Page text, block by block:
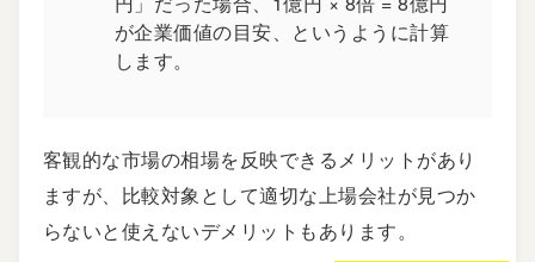
が企業価値の目安、というように計算
します。
客観的な市場の相場を反映できるメリットがあり
ますが、比較対象として適切な上場会社が見つか
らないと使えないデメリットもあります。